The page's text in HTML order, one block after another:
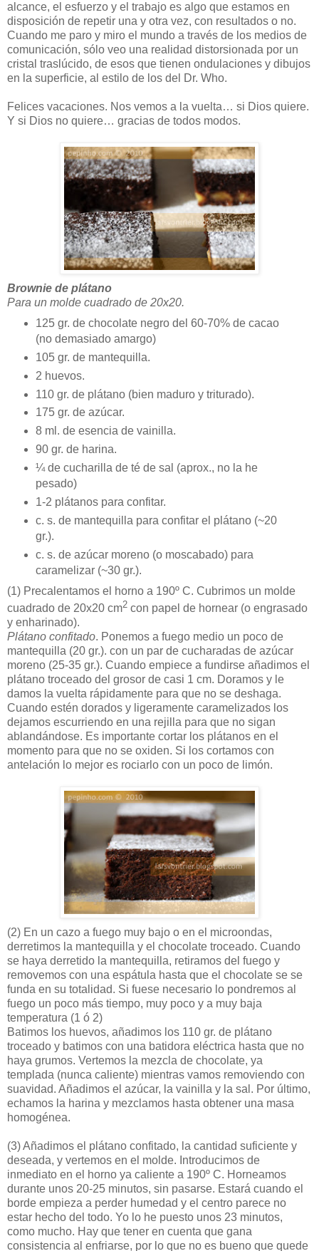
alcance, el esfuerzo y el trabajo es algo que estamos en
disposición de repetir una y otra vez, con resultados o no.
Cuando me paro y miro el mundo a través de los medios de
comunicación, sólo veo una realidad distorsionada por un
cristal traslúcido, de esos que tienen ondulaciones y dibujos
en la superficie, al estilo de los del Dr. Who.
Felices vacaciones. Nos vemos a la vuelta… si Dios quiere.
Y si Dios no quiere… gracias de todos modos.
Brownie de plátano
Para un molde cuadrado de 20x20.
125 gr. de chocolate negro del 60-70% de cacao
(no demasiado amargo)
105 gr. de mantequilla.
2 huevos.
110 gr. de plátano (bien maduro y triturado).
175 gr. de azúcar.
8 ml. de esencia de vainilla.
90 gr. de harina.
¼ de cucharilla de té de sal (aprox., no la he
pesado)
1-2 plátanos para confitar.
c. s. de mantequilla para confitar el plátano (~20
gr.).
c. s. de azúcar moreno (o moscabado) para
caramelizar (~30 gr.).
(1) Precalentamos el horno a 190º C. Cubrimos un molde
cuadrado de 20x20 cm2 con papel de hornear (o engrasado
y enharinado).
Plátano confitado. Ponemos a fuego medio un poco de
mantequilla (20 gr.). con un par de cucharadas de azúcar
moreno (25-35 gr.). Cuando empiece a fundirse añadimos el
plátano troceado del grosor de casi 1 cm. Doramos y le
damos la vuelta rápidamente para que no se deshaga.
Cuando estén dorados y ligeramente caramelizados los
dejamos escurriendo en una rejilla para que no sigan
ablandándose. Es importante cortar los plátanos en el
momento para que no se oxiden. Si los cortamos con
antelación lo mejor es rociarlo con un poco de limón.
(2) En un cazo a fuego muy bajo o en el microondas,
derretimos la mantequilla y el chocolate troceado. Cuando
se haya derretido la mantequilla, retiramos del fuego y
removemos con una espátula hasta que el chocolate se se
funda en su totalidad. Si fuese necesario lo pondremos al
fuego un poco más tiempo, muy poco y a muy baja
temperatura (1 ó 2)
Batimos los huevos, añadimos los 110 gr. de plátano
troceado y batimos con una batidora eléctrica hasta que no
haya grumos. Vertemos la mezcla de chocolate, ya
templada (nunca caliente) mientras vamos removiendo con
suavidad. Añadimos el azúcar, la vainilla y la sal. Por último,
echamos la harina y mezclamos hasta obtener una masa
homogénea.
(3)Añadimos el plátano confitado, la cantidad suficiente y
deseada, y vertemos en el molde. Introducimos de
inmediato en el horno ya caliente a 190º C. Horneamos
durante unos 20-25 minutos, sin pasarse. Estará cuando el
borde empieza a perder humedad y el centro parece no
estar hecho del todo. Yo lo he puesto unos 23 minutos,
como mucho. Hay que tener en cuenta que gana
consistencia al enfriarse, por lo que no es bueno que quede